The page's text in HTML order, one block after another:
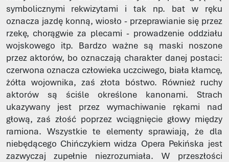
symbolicznymi rekwizytami i tak np. bat w ręku
oznacza jazdę konną, wiosło - przeprawianie się przez
rzekę, chorągwie za plecami - prowadzenie oddziału
wojskowego itp. Bardzo ważne są maski noszone
przez aktorów, bo oznaczają charakter danej postaci:
czerwona oznacza człowieka uczciwego, biała kłamcę,
żółta wojownika, zaś złota bóstwo. Również ruchy
aktorów są ściśle określone kanonami. Strach
ukazywany jest przez wymachiwanie rękami nad
głową, zaś złość poprzez wciągnięcie głowy między
ramiona. Wszystkie te elementy sprawiają, że dla
niebędącego Chińczykiem widza Opera Pekińska jest
zazwyczaj zupełnie niezrozumiała. W przeszłości